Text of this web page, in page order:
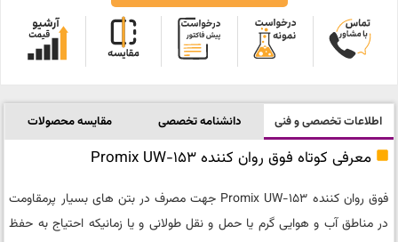
اطلاعات تخصصی و فنی دانشنامه تخصصی مقایسه محصولات
معرفی کوتاه فوق روان کننده Promix UW-153
فوق روان کننده Promix UW-153 جهت مصرف در بتن های بسیار پرمقاومت
در مناطق آب و هوایی گرم یا حمل و نقل طولانی و یا زمانیکه احتیاج به حفظ